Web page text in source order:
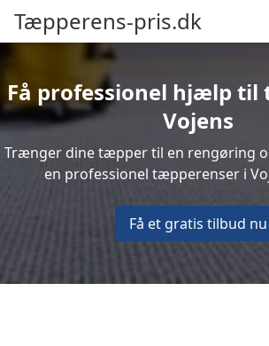
Tæpperens-pris.dk
Få professionel hjælp til
Vojens
Trænger dine tæpper til en rengøring
en professionel tæpperenser i
Få et gratis tilbud nu